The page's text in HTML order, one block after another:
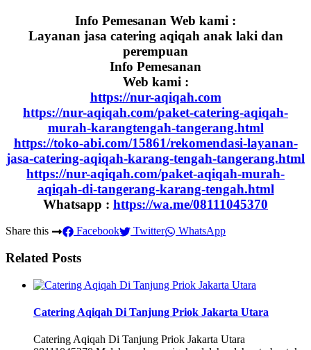
Info Pemesanan Web kami :
Layanan jasa catering aqiqah anak laki dan
perempuan
Info Pemesanan
Web kami :
https://nur-aqiqah.com
https://nur-aqiqah.com/paket-catering-aqiqah-
murah-karangtengah-tangerang.html
https://toko-abi.com/15861/rekomendasi-layanan-
jasa-catering-aqiqah-karang-tengah-tangerang.html
https://nur-aqiqah.com/paket-aqiqah-murah-
aqiqah-di-tangerang-karang-tengah.html
Whatsapp : https://wa.me/08111045370
Share this Facebook Twitter WhatsApp
Related Posts
Catering Aqiqah Di Tanjung Priok Jakarta Utara
Catering Aqiqah Di Tanjung Priok Jakarta Utara